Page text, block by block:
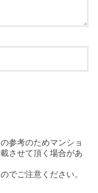
参考のためマンショ
させて頂く場合があ
でご注意ください。